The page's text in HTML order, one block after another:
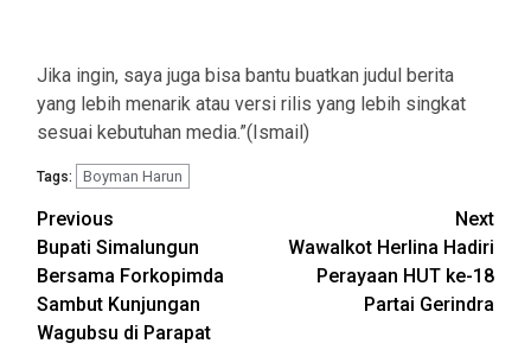
‎Jika ingin, saya juga bisa bantu buatkan judul berita
yang lebih menarik atau versi rilis yang lebih singkat
sesuai kebutuhan media.”(Ismail)
Tags: Boyman Harun
Post
navigation
Previous
Bupati Simalungun
Bersama Forkopimda
Sambut Kunjungan
Wagubsu di Parapat
Next
Wawalkot Herlina Hadiri
Perayaan HUT ke-18
Partai Gerindra